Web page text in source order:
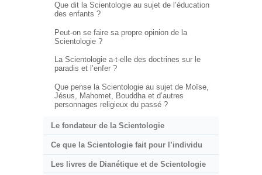
Que dit la Scientologie au sujet de l’éducation
des enfants ?
Peut-on se faire sa propre opinion de la
Scientologie ?
La Scientologie a-t-elle des doctrines sur le
paradis et l’enfer ?
Que pense la Scientologie au sujet de Moïse,
Jésus, Mahomet, Bouddha et d’autres
personnages religieux du passé ?
Le fondateur de la Scientologie
Ce que la Scientologie fait pour l’individu
Les livres de Dianétique et de Scientologie